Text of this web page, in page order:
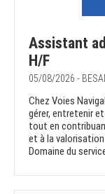
Assistant
H/F
05/08/2026 -
Chez Voies
gérer, entretenir
tout en
et à la
Domaine du